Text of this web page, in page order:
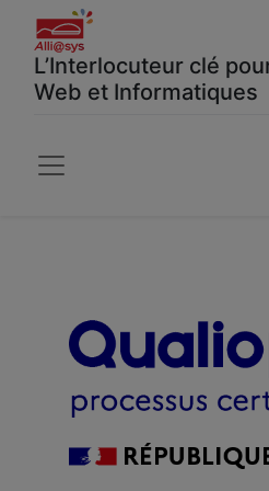
L’Interlocuteur clé
Web et Informatiques